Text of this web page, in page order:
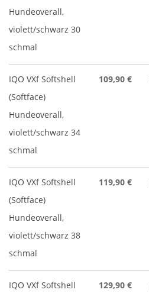
Hundeoverall,
violett/schwarz 30
schmal
IQO VXf Softshell
(Softface)
Hundeoverall,
violett/schwarz 34
schmal
109,90 €
IQO VXf Softshell
(Softface)
Hundeoverall,
violett/schwarz 38
schmal
119,90 €
IQO VXf Softshell
129,90 €